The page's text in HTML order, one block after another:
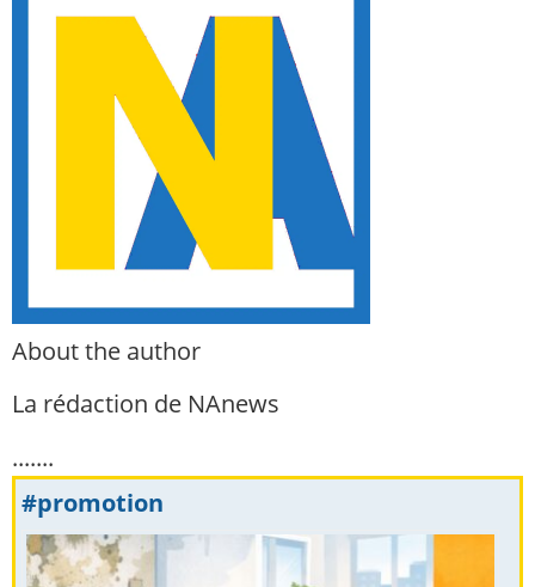
About the author
La rédaction de NAnews
.......
#promotion